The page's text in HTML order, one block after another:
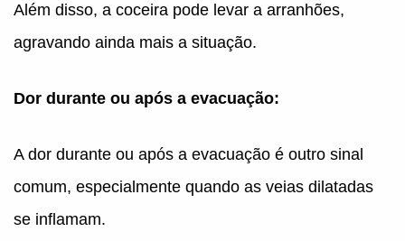
Além disso, a coceira pode levar a arranhões,
agravando ainda mais a situação.
Dor durante ou após a evacuação:
A dor durante ou após a evacuação é outro sinal
comum, especialmente quando as veias dilatadas
se inflamam.